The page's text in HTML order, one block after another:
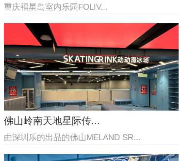
重庆福星岛室内乐园​FOLIV...
佛山岭南天地星际传...
由深圳乐的出品的佛山MELAND SR...